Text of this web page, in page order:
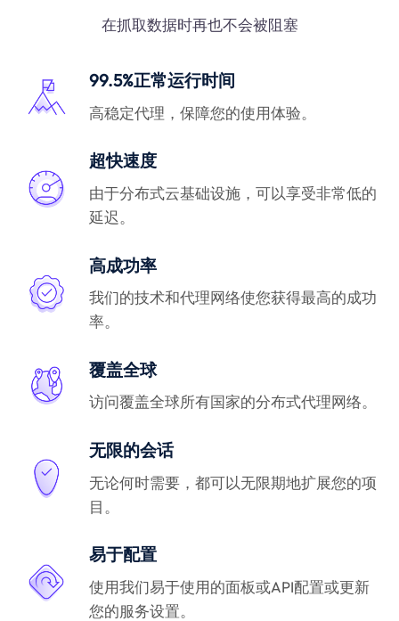
在抓取数据时再也不会被阻塞
99.5%正常运行时间
高稳定代理，保障您的使用体验。
超快速度
由于分布式云基础设施，可以享受非常低的
延迟。
高成功率
我们的技术和代理网络使您获得最高的成功
率。
覆盖全球
访问覆盖全球所有国家的分布式代理网络。
无限的会话
无论何时需要，都可以无限期地扩展您的项
目。
易于配置
使用我们易于使用的面板或API配置或更新
您的服务设置。